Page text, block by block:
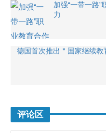
加强“一带一路
力
德国首次推出＂国家继续教
评论区